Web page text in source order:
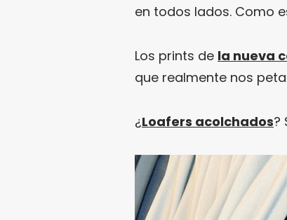
en todos lados. Como
Los prints de la nueva
que realmente nos
¿Loafers acolchados?